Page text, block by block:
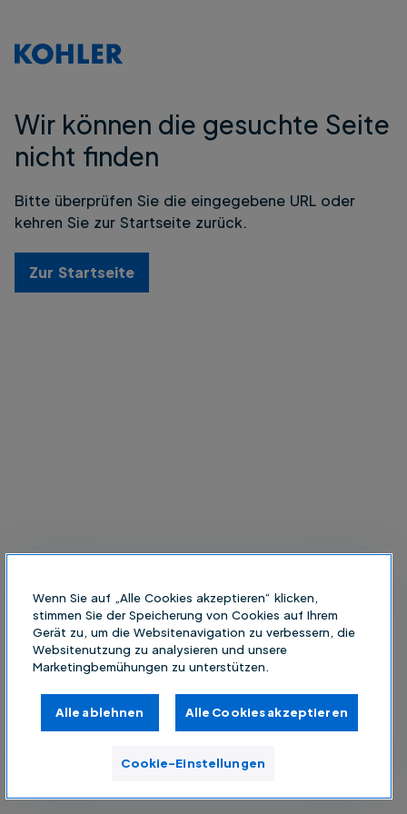
Wir können die gesuchte Seite
nicht finden
Bitte überprüfen Sie die eingegebene URL oder
kehren Sie zur Startseite zurück.
Zur Startseite
Wenn Sie auf „Alle Cookies akzeptieren“ klicken,
stimmen Sie der Speicherung von Cookies auf Ihrem
Gerät zu, um die Websitenavigation zu verbessern, die
Websitenutzung zu analysieren und unsere
Marketingbemühungen zu unterstützen.
Alle ablehnen Alle Cookies akzeptieren
Cookie-Einstellungen